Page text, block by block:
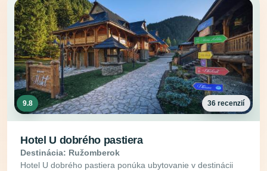
9.8 36 recenzií
Hotel U dobrého pastiera
Destinácia: Ružomberok
Hotel U dobrého pastiera ponúka ubytovanie v destinácii